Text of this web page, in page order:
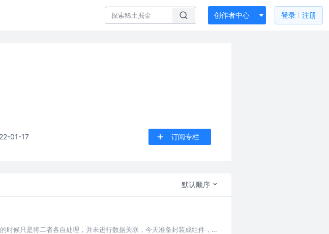
创作者中心 登录 注册
01-17 订阅专栏
默认顺序
候只是将二者各自处理，并未进行数据关联，今天准备封装成组件，后